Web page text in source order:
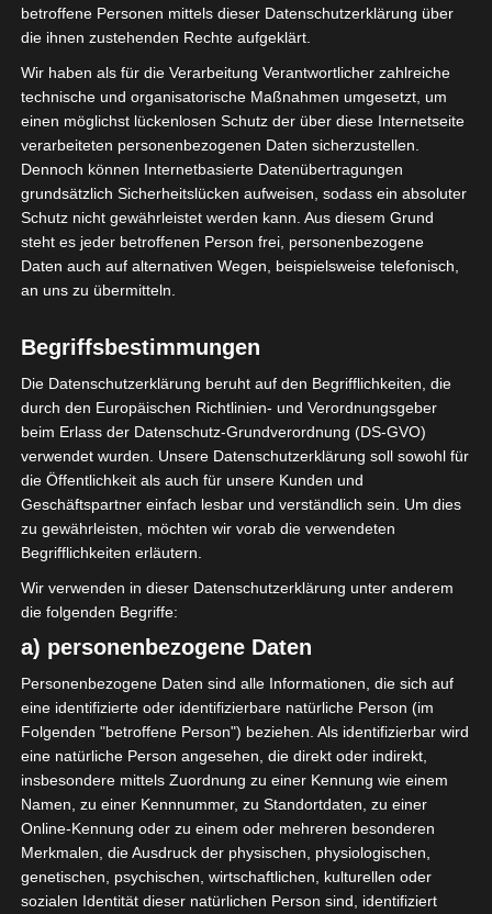
Herzliche Willkommen! Ich bin Natascha,
Gründerin von Röda Hus, einem Home &
Lifestyle-Blog, den ich 2015 ins Leben
beruftstätige Mama. Unserem Zuhause
durch Vintage-Schätze. Meinen Alltag und
die kleinen, aber bedeutenden Momente,
die unser Zuhause & unseren Garten
noch gemütlicher machen, teile ich hier
mit euch. Ich lade dich ein, auf meinem
Blog "Röda Hus" zu stöbern. Ich hoffe, du
findest Inspirationen.
KLEINE KÖSTLICHKEITEN AUS DEM GARTEN
betroffene Personen mittels dieser Datenschutzerklärung über
die ihnen zustehenden Rechte aufgeklärt.
Wir haben als für die Verarbeitung Verantwortlicher zahlreiche
technische und organisatorische Maßnahmen umgesetzt, um
einen möglichst lückenlosen Schutz der über diese Internetseite
verarbeiteten personenbezogenen Daten sicherzustellen.
Dennoch können Internetbasierte Datenübertragungen
grundsätzlich Sicherheitslücken aufweisen, sodass ein absoluter
Schutz nicht gewährleistet werden kann. Aus diesem Grund
steht es jeder betroffenen Person frei, personenbezogene
Daten auch auf alternativen Wegen, beispielsweise telefonisch,
an uns zu übermitteln.
Begriffsbestimmungen
Die Datenschutzerklärung beruht auf den Begrifflichkeiten, die
durch den Europäischen Richtlinien- und Verordnungsgeber
beim Erlass der Datenschutz-Grundverordnung (DS-GVO)
verwendet wurden. Unsere Datenschutzerklärung soll sowohl für
die Öffentlichkeit als auch für unsere Kunden und
Geschäftspartner einfach lesbar und verständlich sein. Um dies
zu gewährleisten, möchten wir vorab die verwendeten
Begrifflichkeiten erläutern.
Wir verwenden in dieser Datenschutzerklärung unter anderem
die folgenden Begriffe:
a) personenbezogene Daten
Personenbezogene Daten sind alle Informationen, die sich auf
eine identifizierte oder identifizierbare natürliche Person (im
Folgenden "betroffene Person") beziehen. Als identifizierbar wird
eine natürliche Person angesehen, die direkt oder indirekt,
insbesondere mittels Zuordnung zu einer Kennung wie einem
Namen, zu einer Kennnummer, zu Standortdaten, zu einer
Online-Kennung oder zu einem oder mehreren besonderen
Merkmalen, die Ausdruck der physischen, physiologischen,
genetischen, psychischen, wirtschaftlichen, kulturellen oder
sozialen Identität dieser natürlichen Person sind, identifiziert